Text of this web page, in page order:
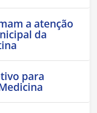
a atenção
da
para